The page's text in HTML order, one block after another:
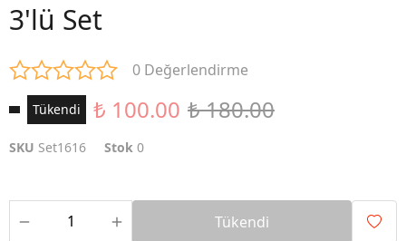
3'lü Set
0 Değerlendirme
Tükendi ₺ 100.00 ₺ 180.00
SKU Set1616 Stok 0
Tükendi